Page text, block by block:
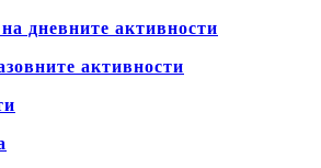
дневните активности
активности